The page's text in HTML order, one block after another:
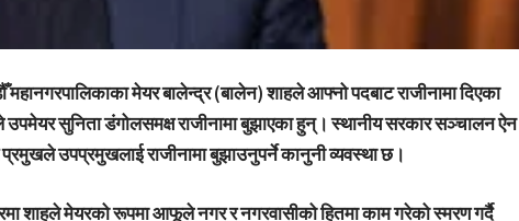
महानगरपालिकाका मेयर बालेन्द्र (बालेन) शाहले आफ्नो पदबाट राजीनामा दिएका
सुनिता डंगोलसमक्ष राजीनामा बुझाएका हुन्। स्थानीय सरकार सञ्चालन ऐन
उपप्रमुखलाई राजीनामा बुझाउनुपर्ने कानुनी व्यवस्था छ।
शाहले मेयरको रूपमा आफूले नगर र नगरवासीको हितमा काम गरेको स्मरण गर्दै